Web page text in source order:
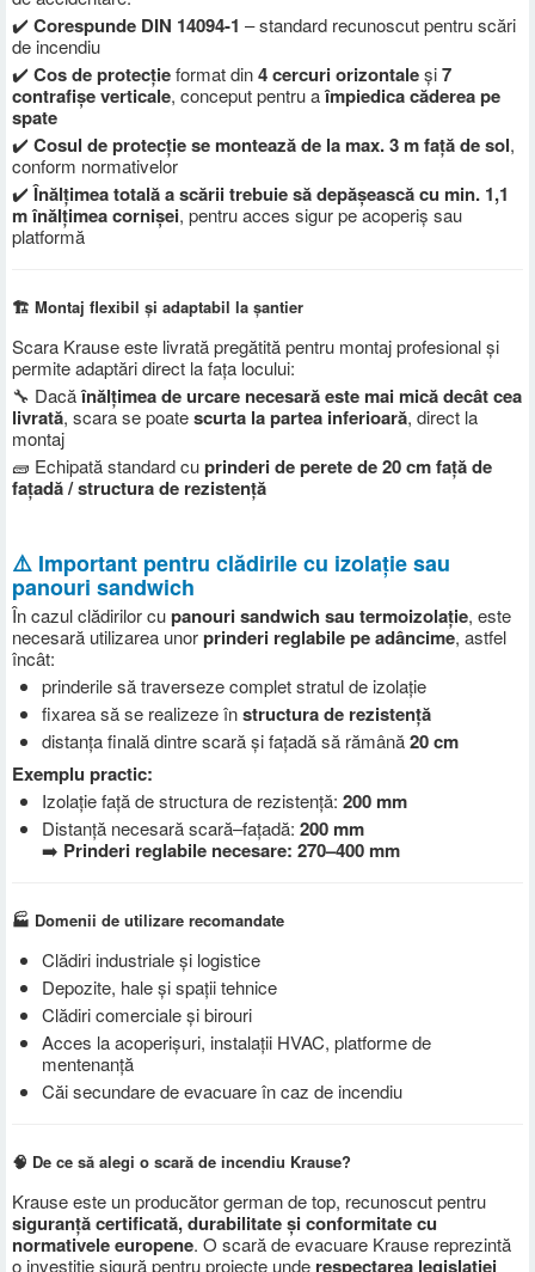
✔️Corespunde DIN 14094-1 – standard recunoscut pentru scări
de incendiu
✔️Cos de protecțieformat din4 cercuri orizontaleși7
contrafișe verticale, conceput pentru aîmpiedica căderea pe
spate
✔️Cosul de protecție se montează de la max. 3 m față de sol,
conform normativelor
✔️Înălțimea totală a scării trebuie să depășească cu min. 1,1
m înălțimea cornișei, pentru acces sigur pe acoperiș sau
platformă
🏗️ Montaj flexibil și adaptabil la șantier
Scara Krause este livrată pregătită pentru montaj profesional și
permite adaptări direct la fața locului:
🔧 Dacăînălțimea de urcare necesară este mai mică decât cea
livrată, scara se poatescurta la partea inferioară, direct la
montaj
🧱 Echipată standard cuprinderi de perete de 20 cm față de
fațadă / structura de rezistență
⚠️ Important pentru clădirile cu izolație sau
panouri sandwich
În cazul clădirilor cupanouri sandwich sau termoizolație, este
necesară utilizarea unorprinderi reglabile pe adâncime, astfel
încât:
prinderile să traverseze complet stratul de izolație
fixarea să se realizeze înstructura de rezistență
distanța finală dintre scară și fațadă să rămână20 cm
Exemplu practic:
Izolație față de structura de rezistență: 200 mm
Distanță necesară scară–fațadă: 200 mm
➡️ Prinderi reglabile necesare: 270–400 mm
🏭 Domenii de utilizare recomandate
Clădiri industriale și logistice
Depozite, hale și spații tehnice
Clădiri comerciale și birouri
Acces la acoperișuri, instalații HVAC, platforme de
mentenanță
Căi secundare de evacuare în caz de incendiu
🧠 De ce să alegi o scară de incendiu Krause?
Krause este un producător german de top, recunoscut pentru
siguranță certificată, durabilitate și conformitate cu
normativele europene. O scară de evacuare Krause reprezintă
o investiție sigură pentru proiecte unde respectarea legislației